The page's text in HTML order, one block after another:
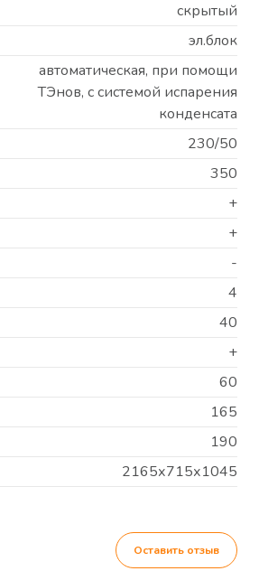
скрытый
эл.блок
автоматическая, при помощи
ТЭнов, с системой испарения
конденсата
230/50
350
+
+
-
4
40
+
60
165
190
2165х715х1045
Оставить отзыв